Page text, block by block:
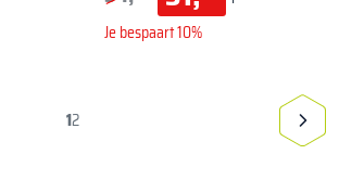
Je bespaart 10%
12